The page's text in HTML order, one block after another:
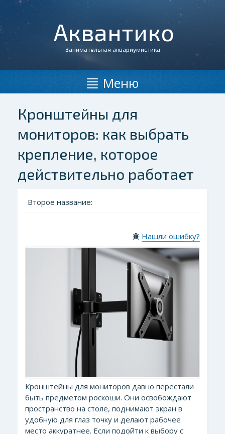
Аквантико
Занимательная аквариумистика
Меню
Кронштейны для
мониторов: как выбрать
крепление, которое
действительно работает
Второе название:
Нашли ошибку?
Кронштейны для мониторов давно перестали
быть предметом роскоши. Они освобождают
пространство на столе, поднимают экран в
удобную для глаз точку и делают рабочее
место аккуратнее. Если подойти к выбору с